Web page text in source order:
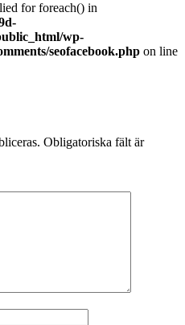
for foreach() in
wp-
seofacebook.php on line
Obligatoriska fält är